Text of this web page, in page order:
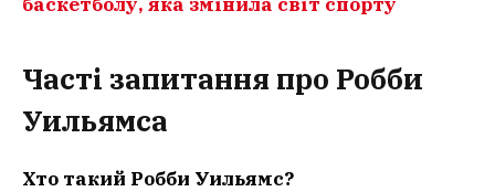
Часті запитання про Робби
Уильямса
Хто такий Робби Уильямс?